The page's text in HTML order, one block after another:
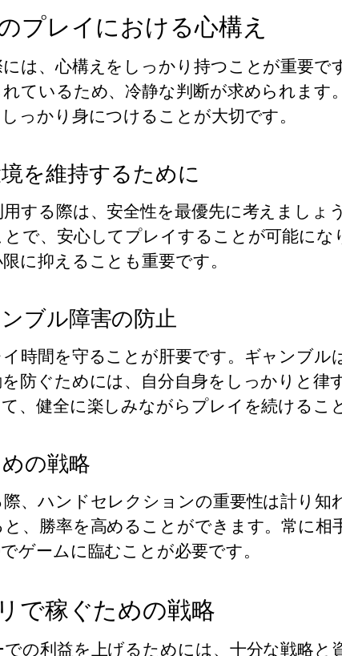
プレイにおける心構え
は、心構えをしっかり持つことが重要で
ているため、冷静な判断が求められます
っかり身につけることが大切です。
を維持するために
する際は、安全性を最優先に考えましょ
で、安心してプレイすることが可能にな
に抑えることも重要です。
ブル障害の防止
時間を守ることが肝要です。ギャンブル
を防ぐためには、自分自身をしっかりと律
、健全に楽しみながらプレイを続けるこ
の戦略
、ハンドセレクションの重要性は計り知
、勝率を高めることができます。常に相
ゲームに臨むことが必要です。
で稼ぐための戦略
の利益を上げるためには、十分な戦略と